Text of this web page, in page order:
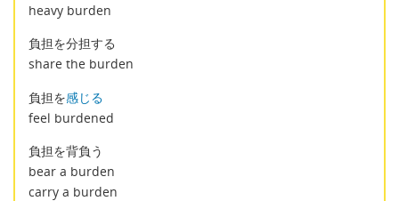
heavy burden
負担を分担する
share the burden
負担を感じる
feel burdened
負担を背負う
bear a burden
carry a burden